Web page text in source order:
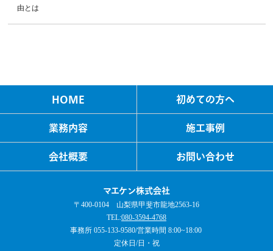
由とは
HOME 初めての方へ
業務内容 施工事例
会社概要 お問い合わせ
マエケン株式会社
〒400-0104 山梨県甲斐市龍地2563-16
TEL:080-3594-4768
事務所 055-133-9580/営業時間 8:00~18:00 ​
定休日/日・祝